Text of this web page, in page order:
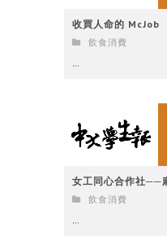
收買人命的 McJob
飲食消費
...
女工同心合作社──
飲食消費
...